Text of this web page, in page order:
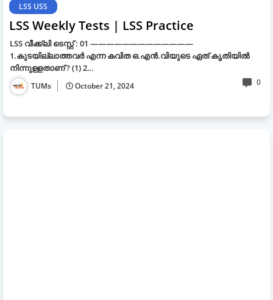
LSS USS
LSS Weekly Tests | LSS Practice
LSS വീക്ക്ലി ടെസ്റ്റ് : 01 —————————————
1.കുടയില്ലാത്തവര്‍ എന്ന കവിത ഒ.എന്‍.വിയുടെ ഏത് കൃതിയില്‍
നിന്നുള്ളതാണ് ? (1) 2…
TUMs October 21, 2024 0